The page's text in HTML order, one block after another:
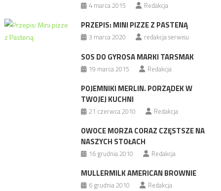
4 marca 2015 Redakcja
PRZEPIS: MINI PIZZE Z PASTENĄ
3 marca 2020 redakcja serwisu
SOS DO GYROSA MARKI TARSMAK
19 marca 2015 Redakcja
POJEMNIKI MERLIN. PORZĄDEK W
TWOJEJ KUCHNI
21 czerwca 2010 Redakcja
OWOCE MORZA CORAZ CZĘSTSZE NA
NASZYCH STOŁACH
16 grudnia 2010 Redakcja
MULLERMILK AMERICAN BROWNIE
6 grudnia 2010 Redakcja